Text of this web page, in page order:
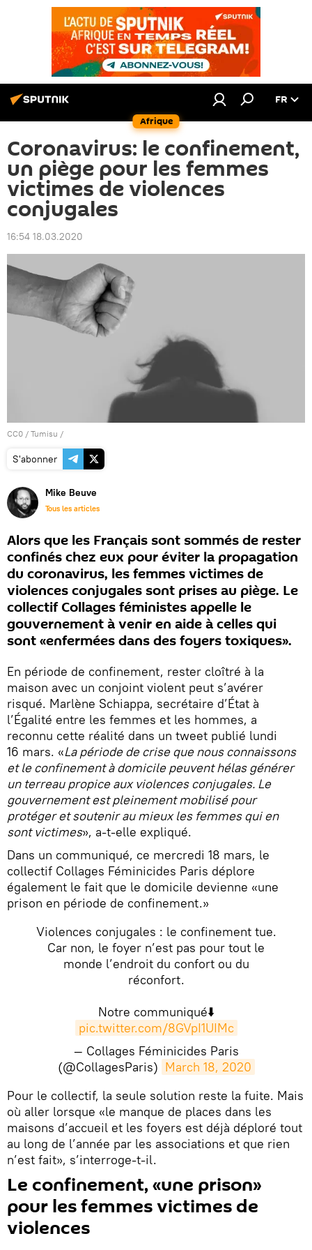
Afrique
FR
Coronavirus: le confinement,
un piège pour les femmes
victimes de violences
conjugales
16:54 18.03.2020
CC0 / Tumisu /
S'abonner
Mike Beuve
Tous les articles
Alors que les Français sont sommés de rester
confinés chez eux pour éviter la propagation
du coronavirus, les femmes victimes de
violences conjugales sont prises au piège. Le
collectif Collages féministes appelle le
gouvernement à venir en aide à celles qui
sont «enfermées dans des foyers toxiques».
En période de confinement, rester cloîtré à la
maison avec un conjoint violent peut s’avérer
risqué. Marlène Schiappa, secrétaire d’État à
l’Égalité entre les femmes et les hommes, a
reconnu cette réalité dans un tweet publié lundi
16 mars. «La période de crise que nous connaissons
et le confinement à domicile peuvent hélas générer
un terreau propice aux violences conjugales. Le
gouvernement est pleinement mobilisé pour
protéger et soutenir au mieux les femmes qui en
sont victimes», a-t-elle expliqué.
Dans un communiqué, ce mercredi 18 mars, le
collectif Collages Féminicides Paris déplore
également le fait que le domicile devienne «une
prison en période de confinement.»
Violences conjugales : le confinement tue.
Car non, le foyer n’est pas pour tout le
monde l’endroit du confort ou du
réconfort.
Notre communiqué⬇️
pic.twitter.com/8GVpI1UIMc
— Collages Féminicides Paris
(@CollagesParis) March 18, 2020
​Pour le collectif, la seule solution reste la fuite. Mais
où aller lorsque «le manque de places dans les
maisons d’accueil et les foyers est déjà déploré tout
au long de l’année par les associations et que rien
n’est fait», s’interroge-t-il.
Le confinement, «une prison»
pour les femmes victimes de
violences